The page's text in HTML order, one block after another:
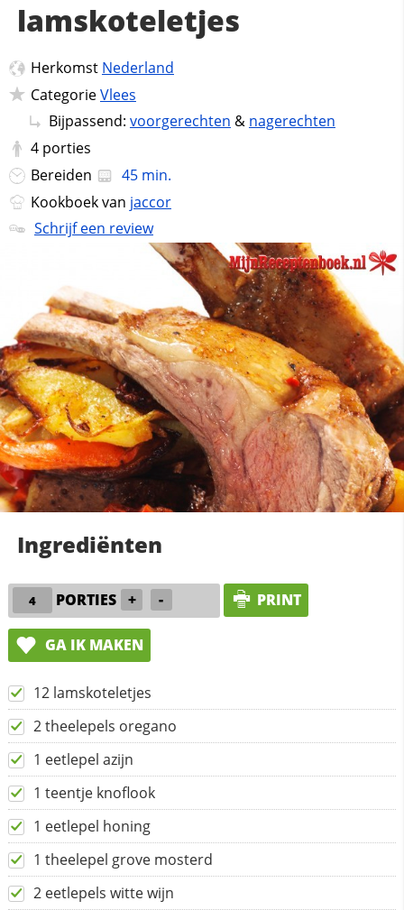
lamskoteletjes
Herkomst Nederland
CategorieVlees
Bijpassend: voorgerechten & nagerechten
4 porties
Bereiden
45 min.
Kookboek van jaccor
Schrijf een review
Ingrediënten
PORTIES + - PRINT
GA IK MAKEN
12 lamskoteletjes
2 theelepels oregano
1 eetlepel azijn
1 teentje knoflook
1 eetlepel honing
1 theelepel grove mosterd
2 eetlepels witte wijn